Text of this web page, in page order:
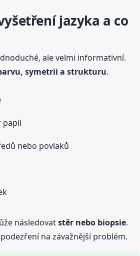
jazyka a co
ale velmi informativní.
symetrii a strukturu.
papil
nebo povlaků
následovatstěr nebo biopsie.
na závažnější problém.